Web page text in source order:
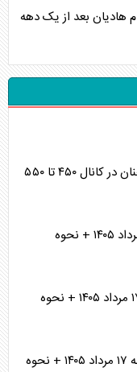
هادیان بعد از یک دهه
گزارش میدانی از بازار برنج؛ قیمت‌ها همچنان در کانال ۴۵۰ تا ۵۵۰
جدول قطعی برق استان قم فردا شنبه ۱۷ مرداد ۱۴۰۵ + نحوه
جدول قطعی برق استان تهران فردا شنبه ۱۷ مرداد ۱۴۰۵ + نحوه
جدول قطعی برق استان مازندران فردا شنبه ۱۷ مرداد ۱۴۰۵ + نحوه